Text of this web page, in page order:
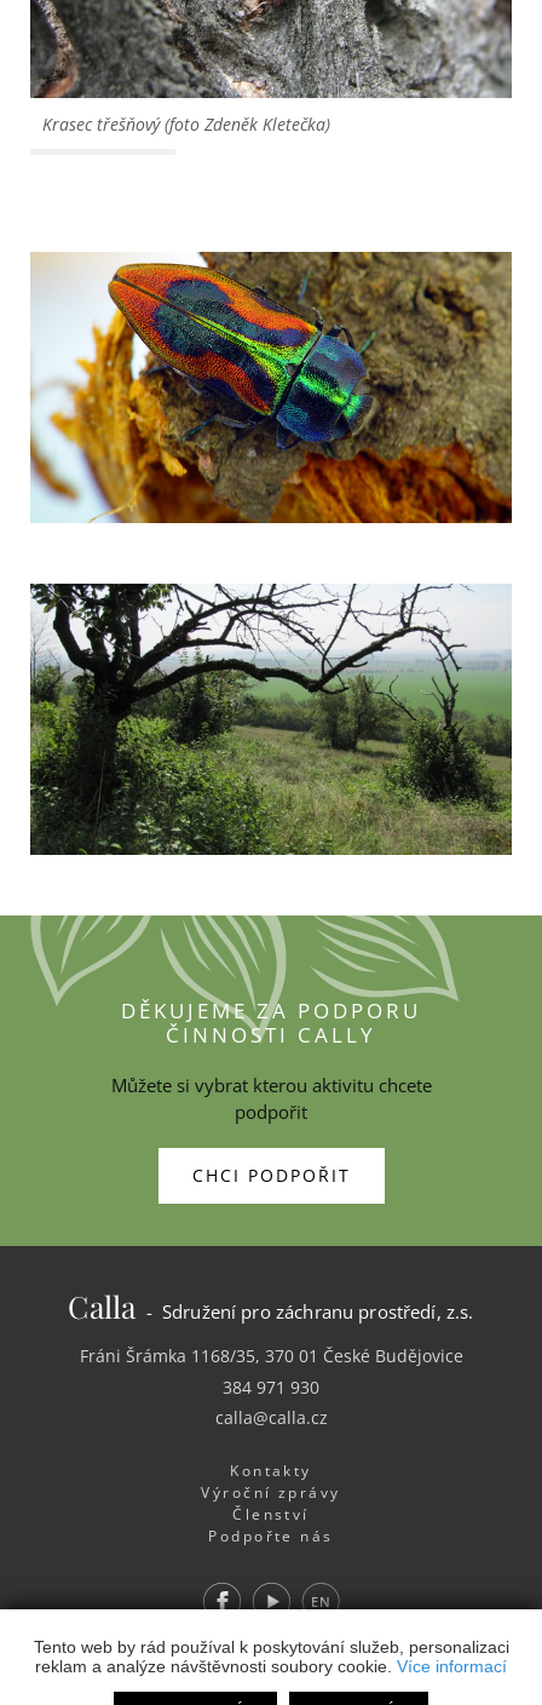
Tento web by rád používal k poskytování služeb, personalizaci
reklam a analýze návštěvnosti soubory cookie. Více informací
Krasec třešňový (foto Zdeněk Kletečka)
DĚKUJEME ZA PODPORU
ČINNOSTI CALLY
Můžete si vybrat kterou aktivitu chcete
podpořit
CHCI PODPOŘIT
Calla- Sdružení pro záchranu prostředí, z.s.
Fráni Šrámka 1168/35, 370 01 České Budějovice
384 971 930
calla@calla.cz
Kontakty
Výroční zprávy
Členství
Podpořte nás
FacebookYoutube EN
Webdesign& Webhosting&publikační systém Toolkit-
Studio